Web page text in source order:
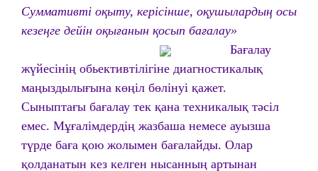
Суммативті оқыту, керісінше, оқушылардың осы
кезеңге дейін оқығанын қосып бағалау»
Бағалау
жүйесінің обьективтілігіне диагностикалық
маңыздылығына көңіл бөлінуі қажет.
Сыныптағы бағалау тек қана техникалық тәсіл
емес. Мұғалімдердің жазбаша немесе ауызша
түрде баға қою жолымен бағалайды. Олар
қолданатын кез келген нысанның артынан